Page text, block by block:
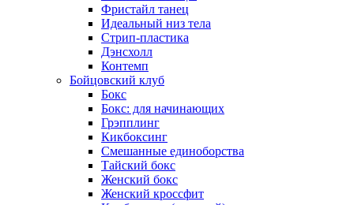
Фристайл танец
Идеальный низ тела
Стрип-пластика
Дэнсхолл
Контемп
Бойцовский клуб
Бокс
Бокс: для начинающих
Грэпплинг
Кикбоксинг
Смешанные единоборства
Тайский бокс
Женский бокс
Женский кроссфит